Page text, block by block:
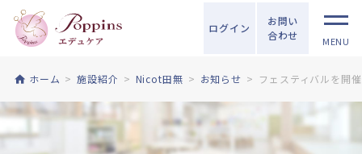
ログイン
お問い
合わせ
MENU
ホーム 施設紹介 Nicot田無 お知らせ フェスティバルを開